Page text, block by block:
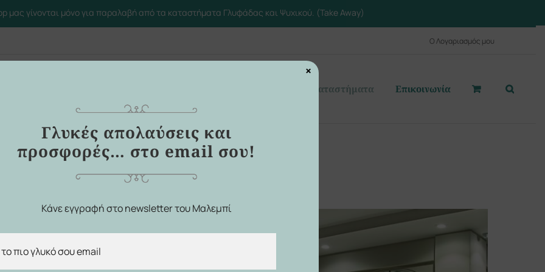
μας γίνονται μόνο για παραλαβή από τα καταστήματα Γλυφάδας και Ψυχικού. (Take Away)
Ο Λογαριασμός μου
Καταστήματα Επικοινωνία
Καταστήματα
Γλυκές απολαύσεις και
προσφορές… στο email σου!
Κάνε εγγραφή στο newsletter του Μαλεμπί
×